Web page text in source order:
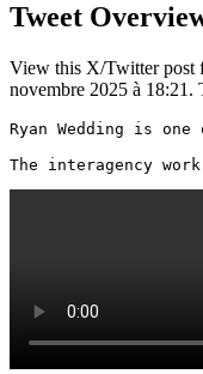
Tweet
View this X/Twitter post
novembre 2025 à 18:21.
Ryan Wedding is
The interagency